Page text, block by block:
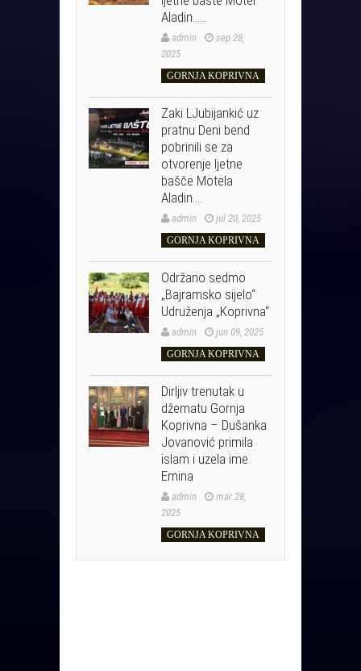
Aladin……
admin
sep 28,
2025
GORNJA KOPRIVNA
Zaki LJubijankić uz
pratnu Deni bend
pobrinili se za
otvorenje ljetne
bašče Motela
Aladin….
admin jul 20, 2025
GORNJA KOPRIVNA
Održano sedmo
„Bajramsko sijelo“
Udruženja „Koprivna“
admin jun 09, 2025
GORNJA KOPRIVNA
Dirljiv trenutak u
džematu Gornja
Koprivna – Dušanka
Jovanović primila
islam i uzela ime
Emina
admin
mar 28,
2025
GORNJA KOPRIVNA